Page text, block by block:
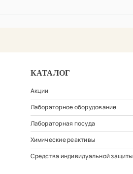
КАТАЛОГ
Акции
Лабораторное оборудование
Лабораторная посуда
Химические реактивы
Средства индивидуальной защиты